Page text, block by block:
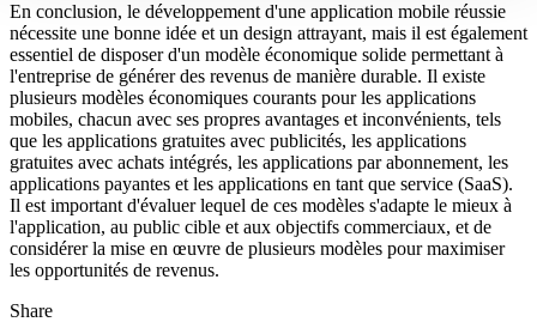
En conclusion, le développement d'une application mobile réussie
nécessite une bonne idée et un design attrayant, mais il est également
essentiel de disposer d'un modèle économique solide permettant à
l'entreprise de générer des revenus de manière durable. Il existe
plusieurs modèles économiques courants pour les applications
mobiles, chacun avec ses propres avantages et inconvénients, tels
que les applications gratuites avec publicités, les applications
gratuites avec achats intégrés, les applications par abonnement, les
applications payantes et les applications en tant que service (SaaS).
Il est important d'évaluer lequel de ces modèles s'adapte le mieux à
l'application, au public cible et aux objectifs commerciaux, et de
considérer la mise en œuvre de plusieurs modèles pour maximiser
les opportunités de revenus.
Share